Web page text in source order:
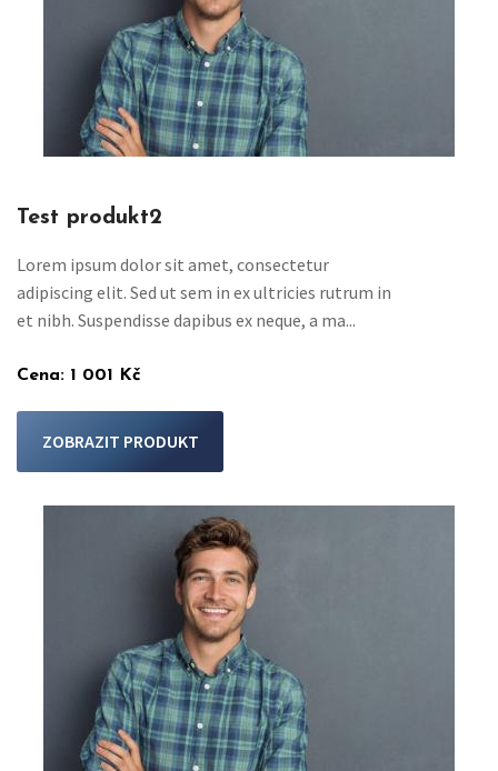
Test produkt2
Lorem ipsum dolor sit amet, consectetur
adipiscing elit. Sed ut sem in ex ultricies rutrum in
et nibh. Suspendisse dapibus ex neque, a ma...
Cena: 1 001 Kč
ZOBRAZIT PRODUKT